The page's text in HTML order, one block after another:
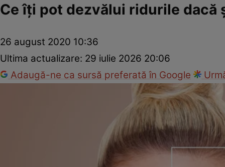
Ce îţi pot dezvălui ridurile dacă
26 august 2020 10:36
Ultima actualizare: 29 iulie 2026 20:06
Adaugă-ne ca sursă preferată în Google